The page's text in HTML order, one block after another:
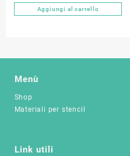
Aggiungi al carrello
Menù
Shop
Materiali per stencil
Link utili